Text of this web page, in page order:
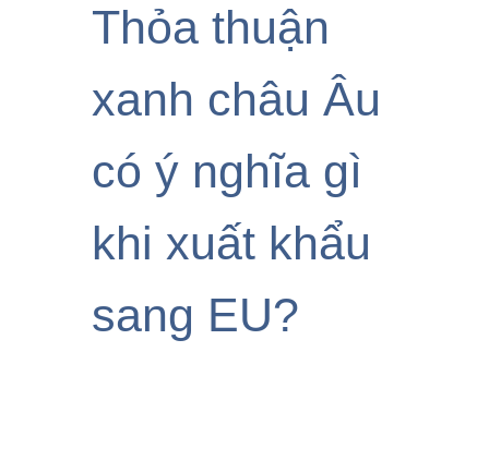
Thỏa thuận
xanh châu Âu
có ý nghĩa gì
khi xuất khẩu
sang EU?